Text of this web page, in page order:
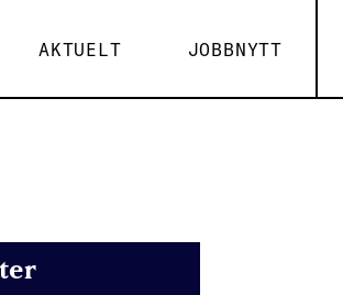
AKTUELT JOBBNYTT